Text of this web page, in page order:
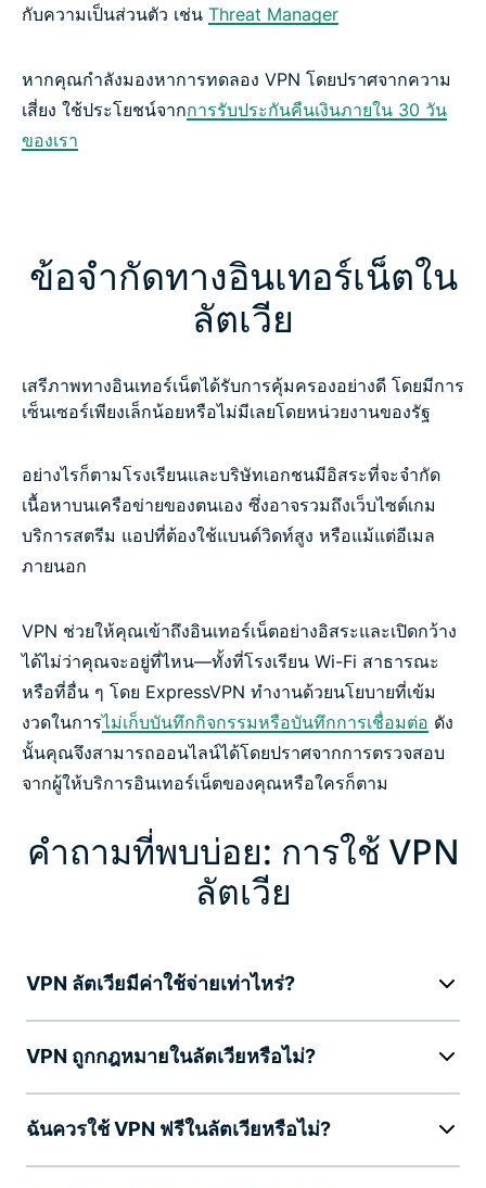
กับความเป็นส่วนตัว เช่น Threat Manager
หากคุณกำลังมองหาการทดลอง VPN โดยปราศจากความ
เสี่ยง ใช้ประโยชน์จากการรับประกันคืนเงินภายใน 30 วัน
ของเรา
ข้อจำกัดทางอินเทอร์เน็ตใน
ลัตเวีย
เสรีภาพทางอินเทอร์เน็ตได้รับการคุ้มครองอย่างดี โดยมีการ
เซ็นเซอร์เพียงเล็กน้อยหรือไม่มีเลยโดยหน่วยงานของรัฐ
อย่างไรก็ตามโรงเรียนและบริษัทเอกชนมีอิสระที่จะจำกัด
เนื้อหาบนเครือข่ายของตนเอง ซึ่งอาจรวมถึงเว็บไซต์เกม
บริการสตรีม แอปที่ต้องใช้แบนด์วิดท์สูง หรือแม้แต่อีเมล
ภายนอก
VPN ช่วยให้คุณเข้าถึงอินเทอร์เน็ตอย่างอิสระและเปิดกว้าง
ได้ไม่ว่าคุณจะอยู่ที่ไหน—ทั้งที่โรงเรียน Wi-Fi สาธารณะ
หรือที่อื่น ๆ โดย ExpressVPN ทำงานด้วยนโยบายที่เข้ม
งวดในการไม่เก็บบันทึกกิจกรรมหรือบันทึกการเชื่อมต่อ ดัง
นั้นคุณจึงสามารถออนไลน์ได้โดยปราศจากการตรวจสอบ
จากผู้ให้บริการอินเทอร์เน็ตของคุณหรือใครก็ตาม
คำถามที่พบบ่อย: การใช้ VPN
ลัตเวีย
VPN ลัตเวียมีค่าใช้จ่ายเท่าไหร่?
VPN ถูกกฎหมายในลัตเวียหรือไม่?
ฉันควรใช้ VPN ฟรีในลัตเวียหรือไม่?